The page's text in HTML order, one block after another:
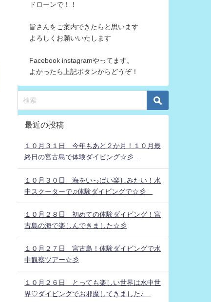
ドローンで！！
皆さんをご案内できたらと思います
よろしくお願いいたします
Facebook instagramやってます。
よかったら上記ボタンからどうぞ！
最近の投稿
１０月３１日 今年もあと２か月！１０月最
終日の宮古島で体験ダイビング☆彡
１０月３０日 海をいっぱい楽しみたい！水
中スクーターで♫体験ダイビングで☆彡
１０月２８日 初めての体験ダイビング！宮
古島の海で楽しんできました☆彡
１０月２７日 宮古島！体験ダイビングで水
中観察ツアー☆彡
１０月２６日 とっても楽しい世界は水中世
界♡ダイビングでお邪魔してきました♪